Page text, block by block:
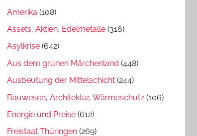
Amerika (108)
Assets, Aktien, Edelmetalle (316)
Asylkrise (642)
Aus dem grünen Märchenland (448)
Ausbeutung der Mittelschicht (244)
Bauwesen, Architektur, Wärmeschutz (106)
Energie und Preise (612)
Freistaat Thüringen (269)